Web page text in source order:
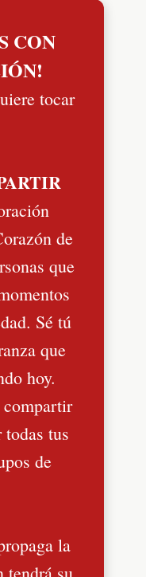
CON
tocar
de
que
Sé tú
que
hoy.
tus
de
la